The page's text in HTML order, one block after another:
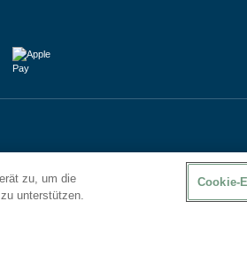
zu, um die
unterstützen.
Cookie-